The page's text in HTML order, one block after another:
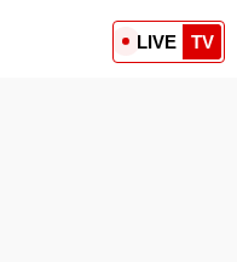
LIVE TV